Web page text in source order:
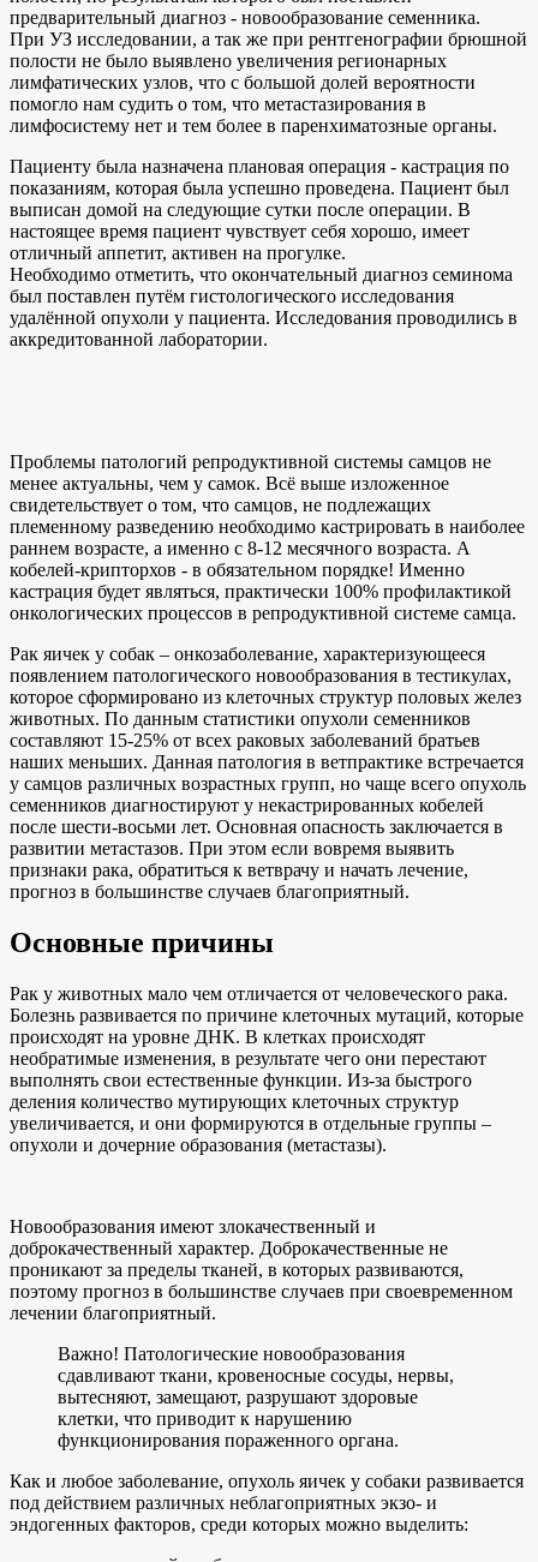
предварительный диагноз - новообразование семенника.
При УЗ исследовании, а так же при рентгенографии брюшной
полости не было выявлено увеличения регионарных
лимфатических узлов, что с большой долей вероятности
помогло нам судить о том, что метастазирования в
лимфосистему нет и тем более в паренхиматозные органы.
Пациенту была назначена плановая операция - кастрация по
показаниям, которая была успешно проведена. Пациент был
выписан домой на следующие сутки после операции. В
настоящее время пациент чувствует себя хорошо, имеет
отличный аппетит, активен на прогулке.
Необходимо отметить, что окончательный диагноз семинома
был поставлен путём гистологического исследования
удалённой опухоли у пациента. Исследования проводились в
аккредитованной лаборатории.
Проблемы патологий репродуктивной системы самцов не
менее актуальны, чем у самок. Всё выше изложенное
свидетельствует о том, что самцов, не подлежащих
племенному разведению необходимо кастрировать в наиболее
раннем возрасте, а именно с 8-12 месячного возраста. А
кобелей-крипторхов - в обязательном порядке! Именно
кастрация будет являться, практически 100% профилактикой
онкологических процессов в репродуктивной системе самца.
Рак яичек у собак – онкозаболевание, характеризующееся
появлением патологического новообразования в тестикулах,
которое сформировано из клеточных структур половых желез
животных. По данным статистики опухоли семенников
составляют 15-25% от всех раковых заболеваний братьев
наших меньших. Данная патология в ветпрактике встречается
у самцов различных возрастных групп, но чаще всего опухоль
семенников диагностируют у некастрированных кобелей
после шести-восьми лет. Основная опасность заключается в
развитии метастазов. При этом если вовремя выявить
признаки рака, обратиться к ветврачу и начать лечение,
прогноз в большинстве случаев благоприятный.
Основные причины
Рак у животных мало чем отличается от человеческого рака.
Болезнь развивается по причине клеточных мутаций, которые
происходят на уровне ДНК. В клетках происходят
необратимые изменения, в результате чего они перестают
выполнять свои естественные функции. Из-за быстрого
деления количество мутирующих клеточных структур
увеличивается, и они формируются в отдельные группы –
опухоли и дочерние образования (метастазы).
Новообразования имеют злокачественный и
доброкачественный характер. Доброкачественные не
проникают за пределы тканей, в которых развиваются,
поэтому прогноз в большинстве случаев при своевременном
лечении благоприятный.
Важно! Патологические новообразования
сдавливают ткани, кровеносные сосуды, нервы,
вытесняют, замещают, разрушают здоровые
клетки, что приводит к нарушению
функционирования пораженного органа.
Как и любое заболевание, опухоль яичек у собаки развивается
под действием различных неблагоприятных экзо- и
эндогенных факторов, среди которых можно выделить: